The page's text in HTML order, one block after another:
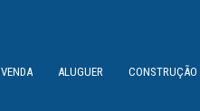
VENDA ALUGUER CONSTRUÇÃO